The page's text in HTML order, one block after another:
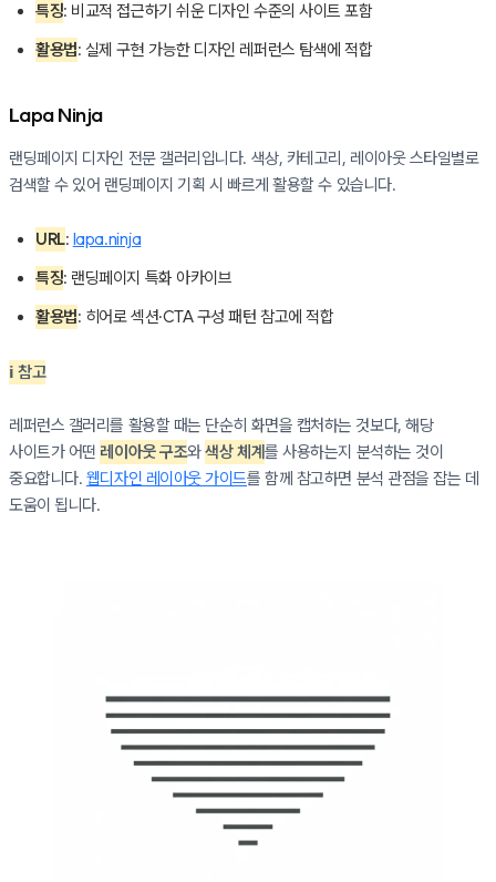
특징: 비교적 접근하기 쉬운 디자인 수준의 사이트 포함
활용법: 실제 구현 가능한 디자인 레퍼런스 탐색에 적합
Lapa Ninja
랜딩페이지 디자인 전문 갤러리입니다. 색상, 카테고리, 레이아웃 스타일별로
검색할 수 있어 랜딩페이지 기획 시 빠르게 활용할 수 있습니다.
URL: lapa.ninja
특징: 랜딩페이지 특화 아카이브
활용법: 히어로 섹션·CTA 구성 패턴 참고에 적합
ℹ️ 참고
레퍼런스 갤러리를 활용할 때는 단순히 화면을 캡처하는 것보다, 해당
사이트가 어떤 레이아웃 구조와색상 체계를 사용하는지 분석하는 것이
중요합니다. 웹디자인 레이아웃 가이드를 함께 참고하면 분석 관점을 잡는 데
도움이 됩니다.